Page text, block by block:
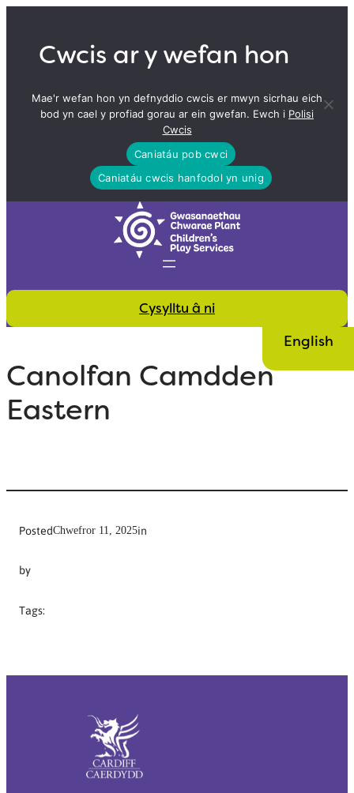
contentCwcis ar y wefan hon
Mae'r wefan hon yn defnyddio cwcis er mwyn sicrhau eich
bod yn cael y profiad gorau ar ein gwefan. Ewch i Polisi
Cwcis
Caniatáu pob cwci
Caniatáu cwcis hanfodol yn unig
Cysylltu â ni
English
Canolfan Camdden
Eastern
PostedChwefror 11, 2025in
by
Tags: